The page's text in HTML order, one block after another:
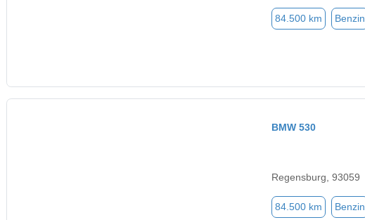
84.500 km Benzin
BMW 530
Regensburg, 93059
84.500 km Benzin